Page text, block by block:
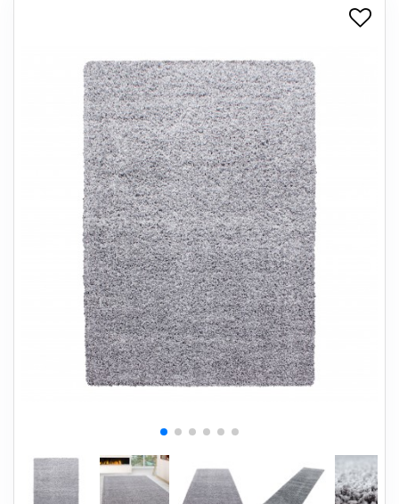
+
BØRNEMØBLER
KONTORMØBLER
OPBEVARING
HAVEMØBLER
ENTREMØBLER
SPAR PENGE PÅ UDVALGTE VARER